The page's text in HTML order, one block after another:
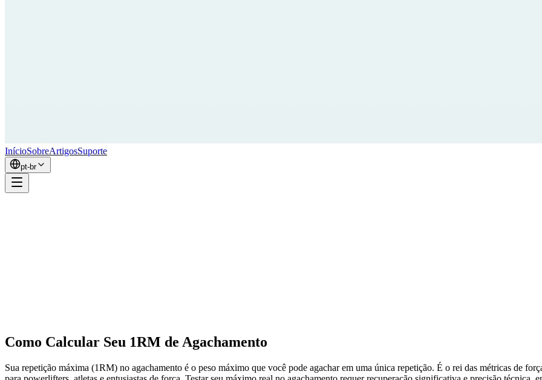
InícioSobreArtigosSuporte
pt-br
Como Calcular Seu 1RM de Agachamento
Sua repetição máxima (1RM) no agachamento é o peso máximo que você pode agachar em uma única repetição. É o rei das métricas de